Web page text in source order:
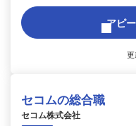
アピ
セコムの総合職
セコム株式会社